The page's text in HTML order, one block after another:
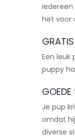
het voor
GRATIS
Een leuk
puppy
GOEDE
Je pup
omdat
diverse